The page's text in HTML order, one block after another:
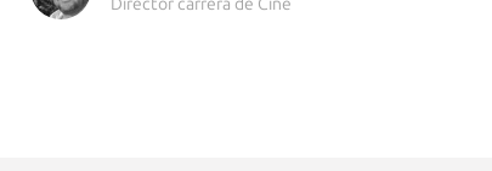
Director carrera de Cine